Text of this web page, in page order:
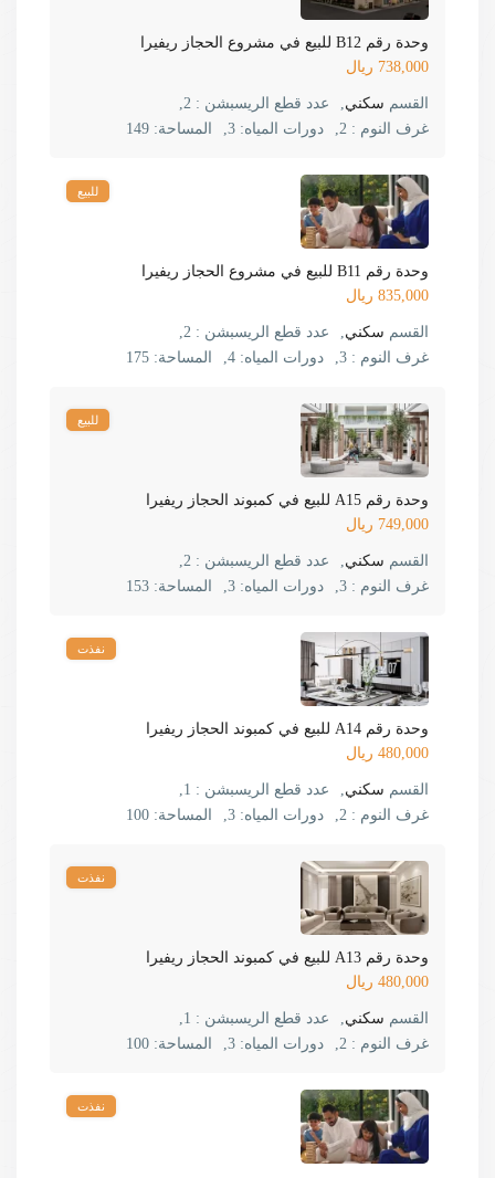
وحدة رقم B12 للبيع في مشروع الحجاز ريفيرا
738,000 ريال
القسم سكني عدد قطع الريسبشن : 2,
غرف النوم :
دورات المياه:3, المساحة:149
للبيع
وحدة رقم B11 للبيع في مشروع الحجاز ريفيرا
835,000 ريال
القسم سكني عدد قطع الريسبشن : 2,
غرف النوم : 3, دورات المياه:4, المساحة:175
للبيع
وحدة رقم A15 للبيع في كمبوند الحجاز ريفيرا
749,000 ريال
القسم سكني عدد قطع الريسبشن : 2,
غرف النوم : 3, دورات المياه:3, المساحة:153
نفذت
وحدة رقم A14 للبيع في كمبوند الحجاز ريفيرا
480,000 ريال
القسم سكني عدد قطع الريسبشن : 1,
غرف النوم :
دورات المياه:3, المساحة:100
نفذت
وحدة رقم A13 للبيع في كمبوند الحجاز ريفيرا
480,000 ريال
القسم سكني عدد قطع الريسبشن : 1,
غرف النوم :
دورات المياه:3, المساحة:100
نفذت